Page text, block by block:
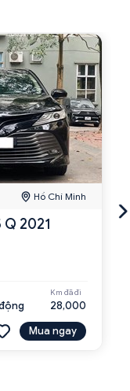
Hồ Chí Minh
2021
Km đã đi
28,000
Mua ngay